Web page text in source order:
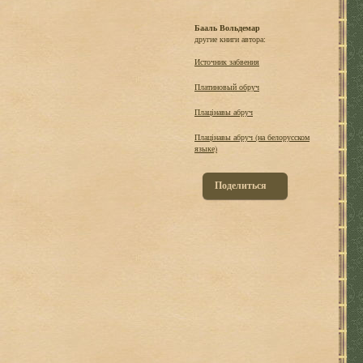
Бааль Вольдемар
другие книги автора:
Источник забвения
Платиновый обруч
Плацiнавы абруч
Плацiнавы абруч (на белорусском
языке)
Поделиться